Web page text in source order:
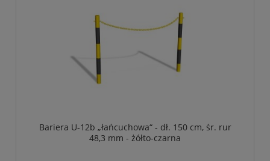
Bariera U-12b „łańcuchowa“ - dł. 150 cm, śr. rur
48,3 mm - żółto-czarna